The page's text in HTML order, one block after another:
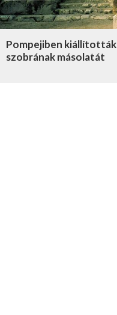
Pompejiben
szobrának másolatát